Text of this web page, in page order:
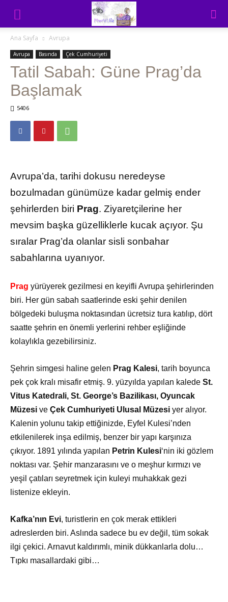
Ana Sayfa Avrupa
Avrupa Basında Çek Cumhuriyeti
Tatil Sabah: Güne Prag’da
Başlamak
5406
Avrupa’da, tarihi dokusu neredeyse
bozulmadan günümüze kadar gelmiş ender
şehirlerden biri Prag. Ziyaretçilerine her
mevsim başka güzelliklerle kucak açıyor. Şu
sıralar Prag’da olanlar sisli sonbahar
sabahlarına uyanıyor.
Prag yürüyerek gezilmesi en keyifli Avrupa şehirlerinden
biri. Her gün sabah saatlerinde eski şehir denilen
bölgedeki buluşma noktasından ücretsiz tura katılıp, dört
saatte şehrin en önemli yerlerini rehber eşliğinde
kolaylıkla gezebilirsiniz.
Şehrin simgesi haline gelen Prag Kalesi, tarih boyunca
pek çok kralı misafir etmiş. 9. yüzyılda yapılan kalede St.
Vitus Katedrali, St. George’s Bazilikası, Oyuncak
Müzesi ve Çek Cumhuriyeti Ulusal Müzesi yer alıyor.
Kalenin yolunu takip ettiğinizde, Eyfel Kulesi’nden
etkilenilerek inşa edilmiş, benzer bir yapı karşınıza
çıkıyor. 1891 yılında yapılan Petrin Kulesi‘nin iki gözlem
noktası var. Şehir manzarasını ve o meşhur kırmızı ve
yeşil çatıları seyretmek için kuleyi muhakkak gezi
listenize ekleyin.
Kafka’nın Evi, turistlerin en çok merak ettikleri
adreslerden biri. Aslında sadece bu ev değil, tüm sokak
ilgi çekici. Arnavut kaldırımlı, minik dükkanlarla dolu…
Tıpkı masallardaki gibi…